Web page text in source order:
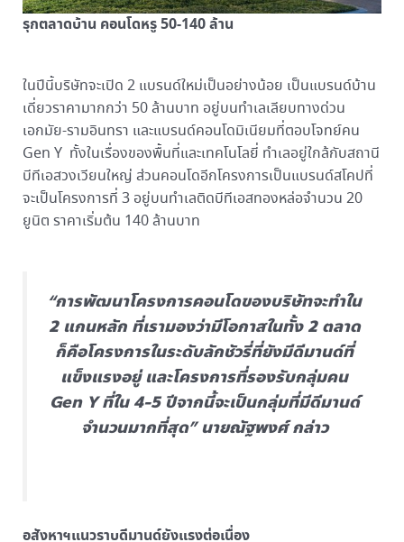
รุกตลาดบ้าน คอนโดหรู 50-140 ล้าน
ในปีนี้บริษัทจะเปิด 2 แบรนด์ใหม่เป็นอย่างน้อย เป็นแบรนด์บ้าน
เดี่ยวราคามากกว่า 50 ล้านบาท อยู่บนทำเลเลียบทางด่วน
เอกมัย-รามอินทรา และแบรนด์คอนโดมิเนียมที่ตอบโจทย์คน
Gen Y ทั้งในเรื่องของพื้นที่และเทคโนโลยี่ ทำเลอยู่ใกล้กับสถานี
บีทีเอสวงเวียนใหญ่ ส่วนคอนโดอีกโครงการเป็นแบรนด์สโคปที่
จะเป็นโครงการที่ 3 อยู่บนทำเลติดบีทีเอสทองหล่อจำนวน 20
ยูนิต ราคาเริ่มต้น 140 ล้านบาท
“การพัฒนาโครงการคอนโดของบริษัทจะทำใน
2 แกนหลัก ที่เรามองว่ามีโอกาสในทั้ง 2 ตลาด
ก็คือโครงการในระดับลักชัวรี่ที่ยังมีดีมานด์ที่
แข็งแรงอยู่ และโครงการที่รองรับกลุ่มคน
Gen Y ที่ใน 4-5 ปีจากนี้จะเป็นกลุ่มที่มีดีมานด์
จำนวนมากที่สุด” นายณัฐพงศ์ กล่าว
อสังหาฯแนวราบดีมานด์ยังแรงต่อเนื่อง